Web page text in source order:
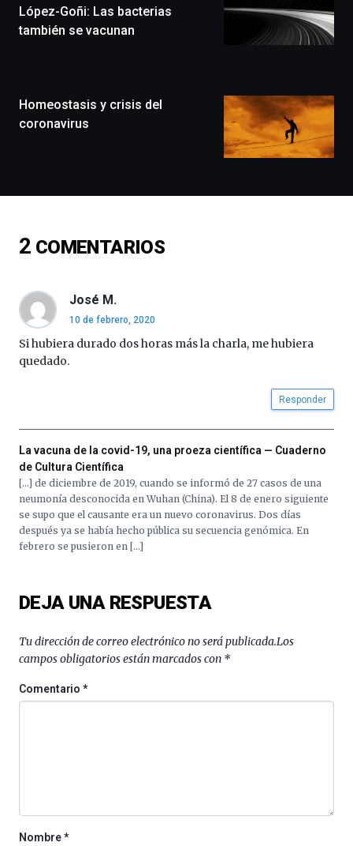
festival
llenará
monólogos,
exposiciones,
de
16
4
de
octubre.
iniciativa,
Cátedra…
López-Goñi: Las bacterias
también se vacunan
Homeostasis y crisis del
coronavirus
2 COMENTARIOS
José M.
10 de febrero, 2020
Si hubiera durado dos horas más la charla, me hubiera
quedado.
Responder
La vacuna de la covid-19, una proeza científica — Cuaderno
de Cultura Científica
[…] de diciembre de 2019, cuando se informó de 27 casos de una
neumonía desconocida en Wuhan (China). El 8 de enero siguiente
se supo que el causante era un nuevo coronavirus. Dos días
después ya se había hecho pública su secuencia genómica. En
febrero se pusieron en […]
DEJA UNA RESPUESTA
Tu dirección de correo electrónico no será publicada.Los
campos obligatorios están marcados con *
Comentario*
Nombre*